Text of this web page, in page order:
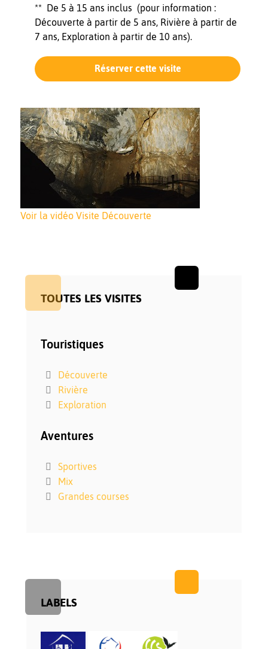
** De 5 à 15 ans inclus (pour information :
Découverte à partir de 5 ans, Rivière à partir de
7 ans, Exploration à partir de 10 ans).
Réserver cette visite
Voir la vidéo Visite Découverte
TOUTES LES VISITES
Touristiques
Découverte
Rivière
Exploration
Aventures
Sportives
Mix
Grandes courses
LABELS